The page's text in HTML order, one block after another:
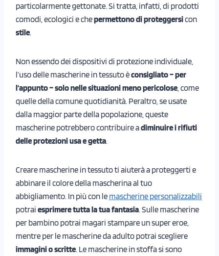
particolarmente gettonate. Si tratta, infatti, di prodotti
comodi, ecologici e chepermettono di proteggersicon
stile.
Non essendo dei dispositivi di protezione individuale,
l’uso delle mascherine in tessuto èconsigliato – per
l’appunto – solo nelle situazioni meno pericolose , come
quelle della comune quotidianità. Peraltro, se usate
dalla maggior parte della popolazione, queste
mascherine potrebbero contribuire adiminuire i rifiuti
delle protezioni usa e getta.
Creare mascherine in tessuto ti aiuterà a proteggerti e
abbinare il colore della mascherina al tuo
abbigliamento. In più con le mascherine personalizzabili
potrai esprimere tutta la tua fantasia. Sulle mascherine
per bambino potrai magari stampare un super eroe,
mentre per le mascherine da adulto potrai scegliere
immagini o scritte. Le mascherine in stoffa si sono